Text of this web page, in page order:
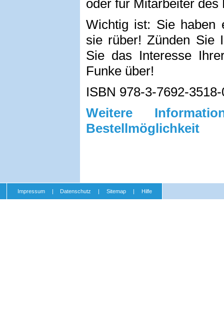
oder für Mitarbeiter des
Wichtig ist: Sie haben
sie rüber! Zünden Sie
Sie das Interesse
Funke über!
ISBN 978-3-7692-
Weitere
Bestellmöglichkeit
Impressum | Datenschutz | Sitemap | Hilfe